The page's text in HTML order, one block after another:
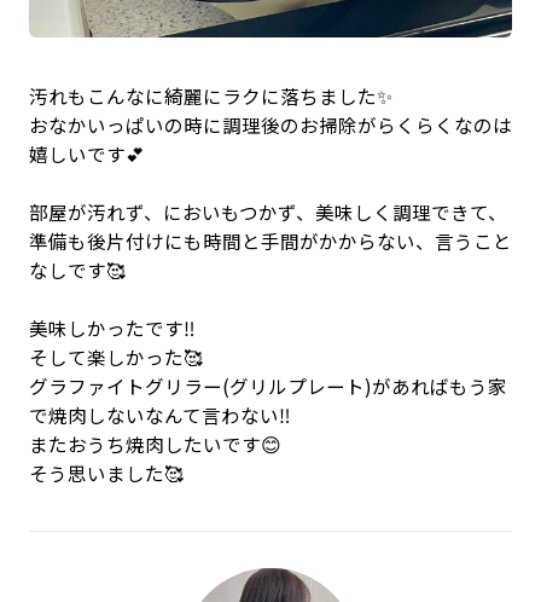
汚れもこんなに綺麗にラクに落ちました✨
おなかいっぱいの時に調理後のお掃除がらくらくなのは
嬉しいです💕
部屋が汚れず、においもつかず、美味しく調理できて、
準備も後片付けにも時間と手間がかからない、言うこと
なしです🥰
美味しかったです‼️
そして楽しかった🥰
グラファイトグリラー(グリルプレート)があればもう家
で焼肉しないなんて言わない‼️
またおうち焼肉したいです😊
そう思いました🥰